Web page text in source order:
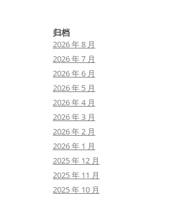
归档
2026 年 8 月
2026 年 7 月
2026 年 6 月
2026 年 5 月
2026 年 4 月
2026 年 3 月
2026 年 2 月
2026 年 1 月
2025 年 12 月
2025 年 11 月
2025 年 10 月